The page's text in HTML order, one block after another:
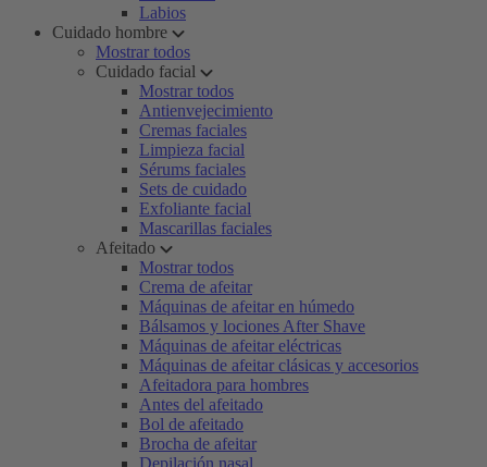
Labios
Cuidado hombre
Mostrar todos
Cuidado facial
Mostrar todos
Antienvejecimiento
Cremas faciales
Limpieza facial
Sérums faciales
Sets de cuidado
Exfoliante facial
Mascarillas faciales
Afeitado
Mostrar todos
Crema de afeitar
Máquinas de afeitar en húmedo
Bálsamos y lociones After Shave
Máquinas de afeitar eléctricas
Máquinas de afeitar clásicas y accesorios
Afeitadora para hombres
Antes del afeitado
Bol de afeitado
Brocha de afeitar
Depilación nasal